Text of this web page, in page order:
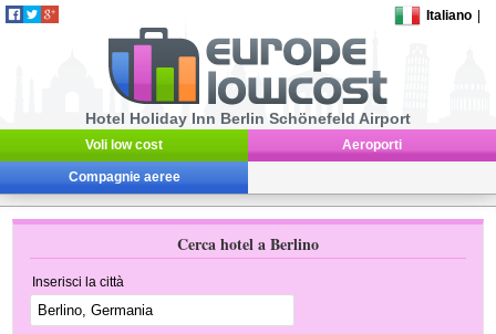
Italiano
Hotel Holiday Inn Berlin Schönefeld Airport
Voli low cost Aeroporti
Compagnie aeree
Cerca hotel a Berlino
Inserisci la città